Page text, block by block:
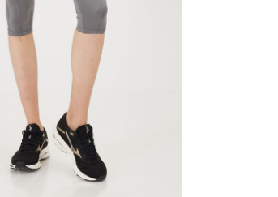
S
L
קני עכשיו